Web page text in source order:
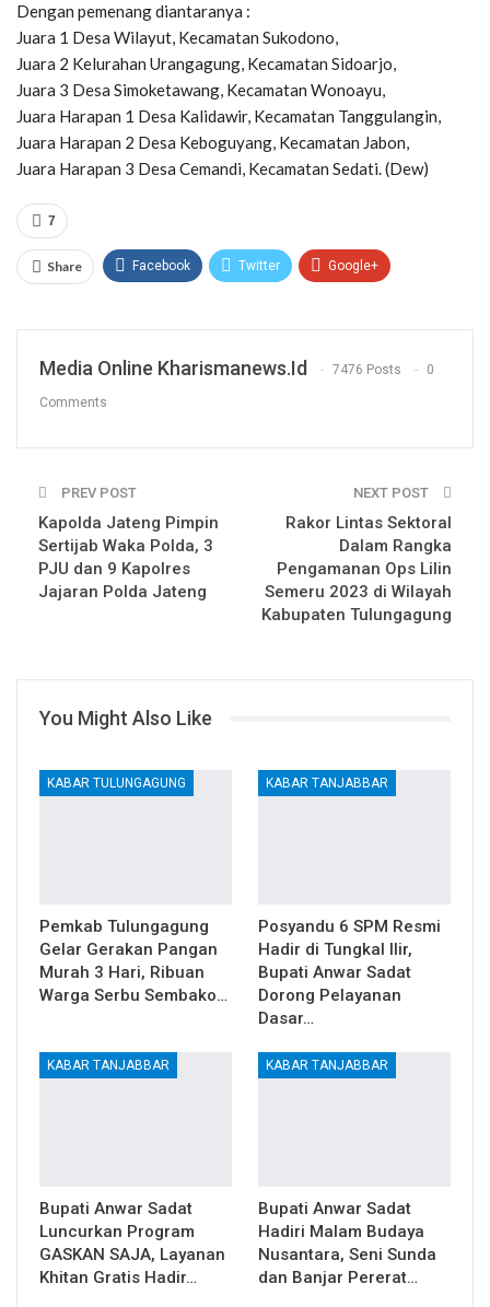
Dengan pemenang diantaranya :
Juara 1 Desa Wilayut, Kecamatan Sukodono,
Juara 2 Kelurahan Urangagung, Kecamatan Sidoarjo,
Juara 3 Desa Simoketawang, Kecamatan Wonoayu,
Juara Harapan 1 Desa Kalidawir, Kecamatan Tanggulangin,
Juara Harapan 2 Desa Keboguyang, Kecamatan Jabon,
Juara Harapan 3 Desa Cemandi, Kecamatan Sedati. (Dew)
7
Share Facebook Twitter Google+
Media Online Kharismanews.id 7476 Posts 0
Comments
PREV POST
Kapolda Jateng Pimpin
Sertijab Waka Polda, 3
PJU dan 9 Kapolres
Jajaran Polda Jateng
NEXT POST
Rakor Lintas Sektoral
Dalam Rangka
Pengamanan Ops Lilin
Semeru 2023 di Wilayah
Kabupaten Tulungagung
You Might Also Like
KABAR TULUNGAGUNG
Pemkab Tulungagung
Gelar Gerakan Pangan
Murah 3 Hari, Ribuan
Warga Serbu Sembako…
KABAR TANJABBAR
Posyandu 6 SPM Resmi
Hadir di Tungkal Ilir,
Bupati Anwar Sadat
Dorong Pelayanan
Dasar…
KABAR TANJABBAR
Bupati Anwar Sadat
Luncurkan Program
GASKAN SAJA, Layanan
Khitan Gratis Hadir…
KABAR TANJABBAR
Bupati Anwar Sadat
Hadiri Malam Budaya
Nusantara, Seni Sunda
dan Banjar Pererat…